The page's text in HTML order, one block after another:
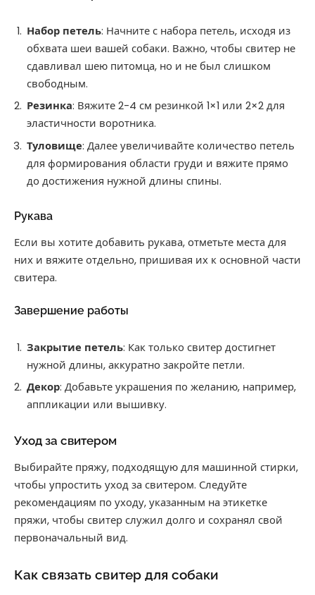
Набор петель: Начните с набора петель, исходя из
обхвата шеи вашей собаки. Важно, чтобы свитер не
сдавливал шею питомца, но и не был слишком
свободным.
Резинка: Вяжите 2-4 см резинкой 1×1 или 2×2 для
эластичности воротника.
Туловище: Далее увеличивайте количество петель
для формирования области груди и вяжите прямо
до достижения нужной длины спины.
Рукава
Если вы хотите добавить рукава, отметьте места для
них и вяжите отдельно, пришивая их к основной части
свитера.
Завершение работы
Закрытие петель: Как только свитер достигнет
нужной длины, аккуратно закройте петли.
Декор: Добавьте украшения по желанию, например,
аппликации или вышивку.
Уход за свитером
Выбирайте пряжу, подходящую для машинной стирки,
чтобы упростить уход за свитером. Следуйте
рекомендациям по уходу, указанным на этикетке
пряжи, чтобы свитер служил долго и сохранял свой
первоначальный вид.
Как связать свитер для собаки